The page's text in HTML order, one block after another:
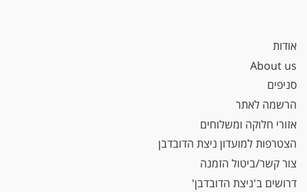
אודות
About us
סניפים
הרשמה לאתר
אזורי חלוקה ומשלוחים
הצטרפות למועדון ניצת הדובדבן
צור קשר/ביטול הזמנה
דרושים ב'ניצת הדובדבן'